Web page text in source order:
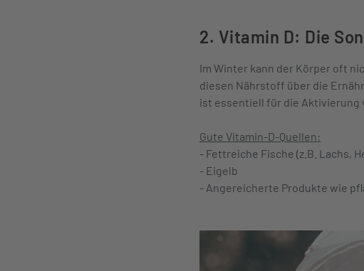
2. Vitamin D: Die
Im Winter kann der Körper oft
diesen Nährstoff über die
ist essentiell für die Aktivierung
Gute Vitamin-D-Quellen:
- Fettreiche Fische (z.B. Lachs,
- Eigelb
- Angereicherte Produkte wie